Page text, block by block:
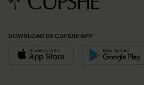
DOWNLOAD DE CUPSHE-APP